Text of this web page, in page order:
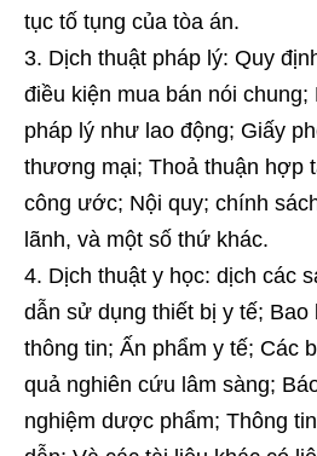
tục tố tụng của tòa án.
Dịch thuật pháp lý: Quy
điều kiện mua bán nói
pháp lý như lao động; Giấy
thương mại; Thoả thuận hợp
công ước; Nội quy; chính
lãnh, và một số thứ khác.
Dịch thuật y học: dịch các
dẫn sử dụng thiết bị y tế; Bao
thông tin; Ấn phẩm y tế; Các
quả nghiên cứu lâm sàng;
nghiệm dược phẩm; Thông